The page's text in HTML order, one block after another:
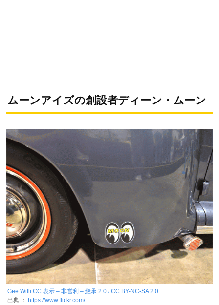
ムーンアイズの創設者ディーン・ムーン
Gee Willi CC 表示 – 非営利 – 継承 2.0 / CC BY-NC-SA 2.0
出典 ： https://www.flickr.com/